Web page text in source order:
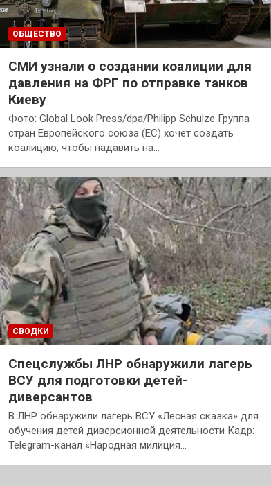
ОБЩЕСТВО
СМИ узнали о создании коалиции для
давления на ФРГ по отправке танков
Киеву
Фото: Global Look Press/dpa/Philipp Schulze Группа
стран Европейского союза (ЕС) хочет создать
коалицию, чтобы надавить на…
СВОДКИ
Спецслужбы ЛНР обнаружили лагерь
ВСУ для подготовки детей-
диверсантов
В ЛНР обнаружили лагерь ВСУ «Лесная сказка» для
обучения детей диверсионной деятельности Кадр:
Telegram-канал «Народная милиция…